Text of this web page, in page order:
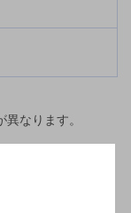
なります。